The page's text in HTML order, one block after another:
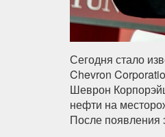
Сегодня стало
Chevron
Шеврон
нефти на
После появления